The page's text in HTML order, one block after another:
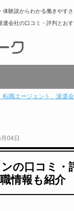
体験談からわかる働きやす
遣会社の口コミ・評判とお
転職エージェント、派遣
04日
の口コミ・
情報も紹介